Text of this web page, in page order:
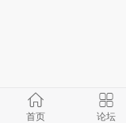
首页 论坛